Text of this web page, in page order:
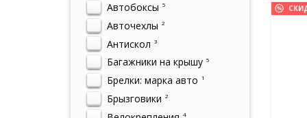
Автобоксы 5
Авточехлы 2
Антискол 3
Багажники на крышу 5
Брелки: марка авто 1
Брызговики 2
4